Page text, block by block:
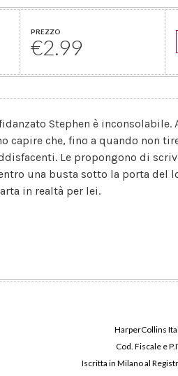
PREZZO
€2.99
Stephen è
capire che, fino a quando non
Le propongono di
una busta sotto la porta del
in realtà per lei.
HarperCollins
Cod. Fiscale e
Iscritta in Milano al